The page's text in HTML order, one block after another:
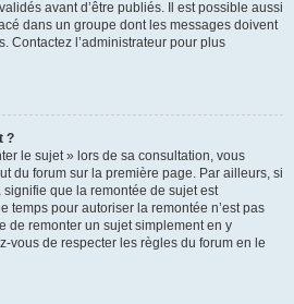
avant d’être publiés. Il est possible aussi
dans un groupe dont les messages doivent
Contactez l’administrateur pour plus
?
le sujet » lors de sa consultation, vous
du forum sur la première page. Par ailleurs, si
que la remontée de sujet est
temps pour autoriser la remontée n’est pas
de remonter un sujet simplement en y
vous de respecter les règles du forum en le